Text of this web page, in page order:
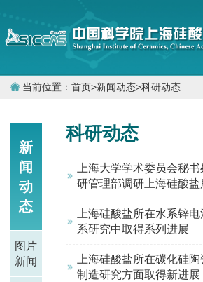
当前位置： 首页>新闻动态>科研动态
新
闻
动
态
图片
新闻
科研动态
上海大学学术委员会秘
研管理部调研上海硅酸盐
上海硅酸盐所在水系锌
系研究中取得系列进展
上海硅酸盐所在碳化硅
制造研究方面取得新进展